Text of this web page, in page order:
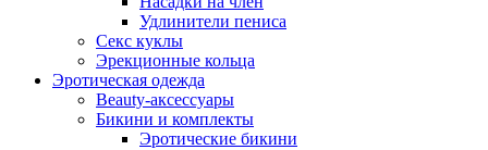
Удлинители пениса
Секс куклы
Эрекционные кольца
Эротическая одежда
Beauty-аксессуары
Бикини и комплекты
Эротические бикини